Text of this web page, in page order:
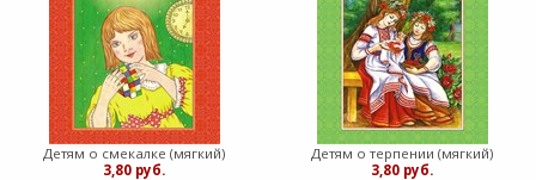
Детям о смекалке (мягкий)
3,80 руб.
Детям о терпении (мягкий)
3,80 руб.